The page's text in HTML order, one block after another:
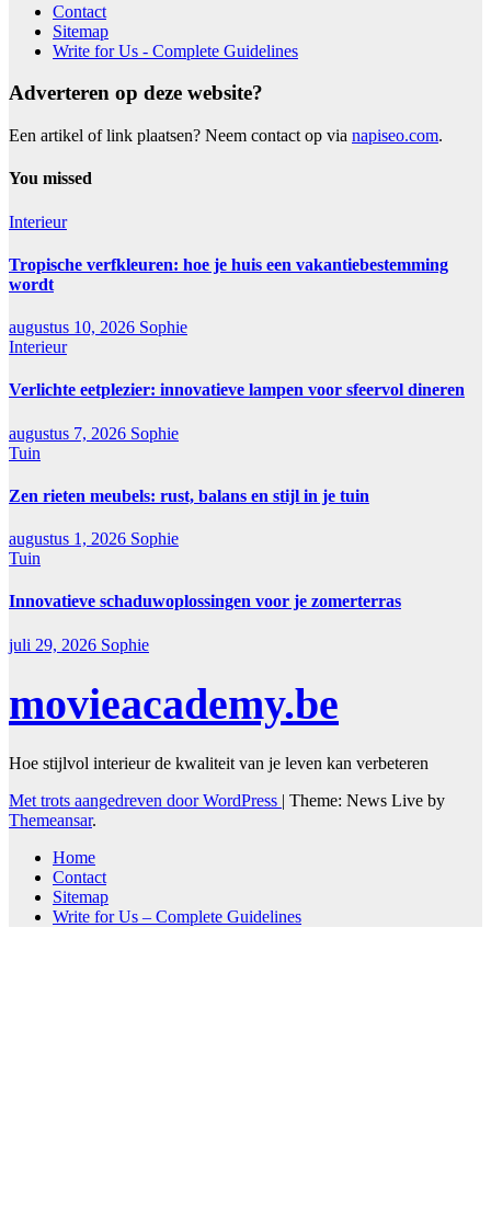
Contact
Sitemap
Write for Us - Complete Guidelines
Adverteren op deze website?
Een artikel of link plaatsen? Neem contact op via napiseo.com.
You missed
Interieur
Tropische verfkleuren: hoe je huis een vakantiebestemming
wordt
augustus 10, 2026 Sophie
Interieur
Verlichte eetplezier: innovatieve lampen voor sfeervol dineren
augustus 7, 2026 Sophie
Tuin
Zen rieten meubels: rust, balans en stijl in je tuin
augustus 1, 2026 Sophie
Tuin
Innovatieve schaduwoplossingen voor je zomerterras
juli 29, 2026 Sophie
movieacademy.be
Hoe stijlvol interieur de kwaliteit van je leven kan verbeteren
Met trots aangedreven door WordPress | Theme: News Live by
Themeansar.
Home
Contact
Sitemap
Write for Us – Complete Guidelines